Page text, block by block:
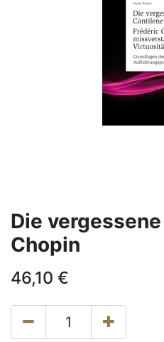
Die
Chopin
46,10 €